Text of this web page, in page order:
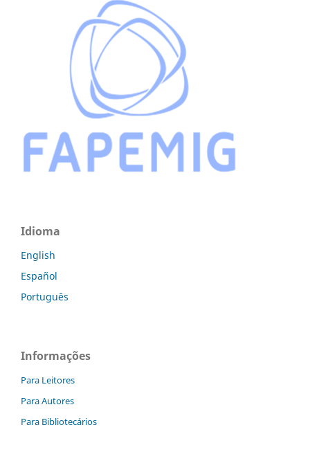
Idioma
English
Español
Português
Informações
Para Leitores
Para Autores
Para Bibliotecários